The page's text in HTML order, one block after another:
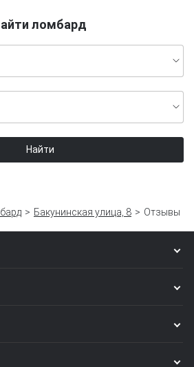
ломбард
Найти
Бакунинская улица, 8 Отзывы